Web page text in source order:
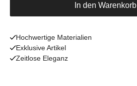
In den Warenkorb
Hochwertige Materialien
Exklusive Artikel
Zeitlose Eleganz